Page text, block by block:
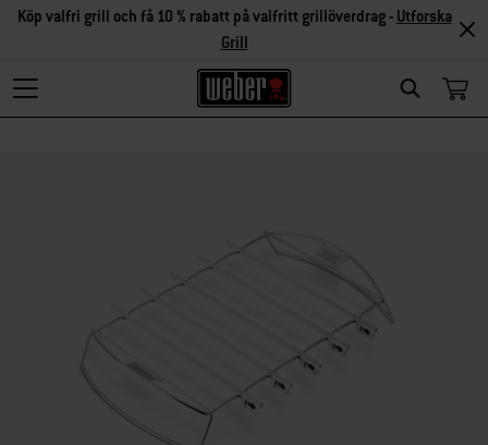
Search
Köp valfri grill och få 10 % rabatt på valfritt grillöverdrag - Utforska
Grill